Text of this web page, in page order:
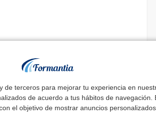
de terceros para mejorar tu experiencia en
de acuerdo a tus hábitos de navegación.
el objetivo de mostrar anuncios personalizados.